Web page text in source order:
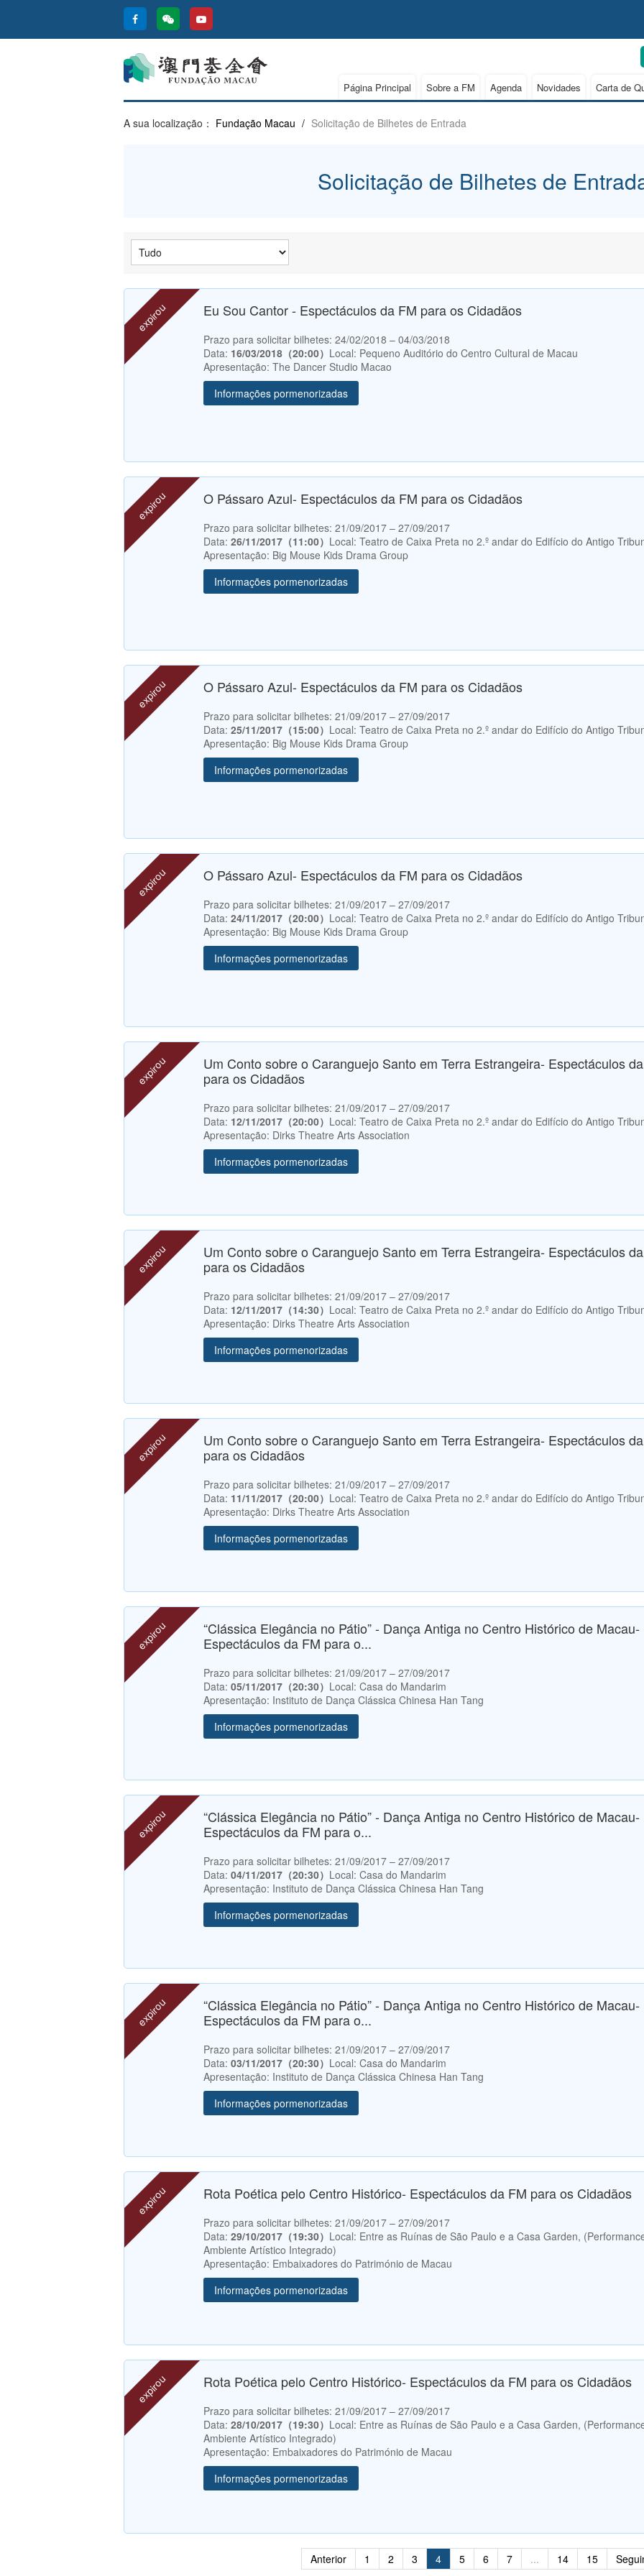
Página Principal Sobre a FM Agenda Novidades Carta de
A sua localização： Fundação Macau / Solicitação de Bilhetes de Entrada
Solicitação de Bilhetes de
expirou Eu Sou Cantor - Espectáculos da FM para os Cidadãos
Prazo para solicitar bilhetes: 24/02/2018 – 04/03/2018
Data: 16/03/2018（20:00） Local: Pequeno Auditório do Centro Cultural de Macau
Apresentação: The Dancer Studio Macao
Informações pormenorizadas
expirou O Pássaro Azul- Espectáculos da FM para os Cidadãos
Prazo para solicitar bilhetes: 21/09/2017 – 27/09/2017
Data: 26/11/2017（11:00） Local: Teatro de Caixa Preta no 2.º andar do Edifício do Antigo
Apresentação: Big Mouse Kids Drama Group
Informações pormenorizadas
expirou O Pássaro Azul- Espectáculos da FM para os Cidadãos
Prazo para solicitar bilhetes: 21/09/2017 – 27/09/2017
Data: 25/11/2017（15:00） Local: Teatro de Caixa Preta no 2.º andar do Edifício do Antigo
Apresentação: Big Mouse Kids Drama Group
Informações pormenorizadas
expirou O Pássaro Azul- Espectáculos da FM para os Cidadãos
Prazo para solicitar bilhetes: 21/09/2017 – 27/09/2017
Data: 24/11/2017（20:00） Local: Teatro de Caixa Preta no 2.º andar do Edifício do Antigo
Apresentação: Big Mouse Kids Drama Group
Informações pormenorizadas
expirou
Um Conto sobre o Caranguejo Santo em Terra Estrangeira- Espectáculos
para os Cidadãos
Prazo para solicitar bilhetes: 21/09/2017 – 27/09/2017
Data: 12/11/2017（20:00） Local: Teatro de Caixa Preta no 2.º andar do Edifício do Antigo
Apresentação: Dirks Theatre Arts Association
Informações pormenorizadas
expirou
Um Conto sobre o Caranguejo Santo em Terra Estrangeira- Espectáculos
para os Cidadãos
Prazo para solicitar bilhetes: 21/09/2017 – 27/09/2017
Data: 12/11/2017（14:30） Local: Teatro de Caixa Preta no 2.º andar do Edifício do Antigo
Apresentação: Dirks Theatre Arts Association
Informações pormenorizadas
expirou
Um Conto sobre o Caranguejo Santo em Terra Estrangeira- Espectáculos
para os Cidadãos
Prazo para solicitar bilhetes: 21/09/2017 – 27/09/2017
Data: 11/11/2017（20:00） Local: Teatro de Caixa Preta no 2.º andar do Edifício do Antigo
Apresentação: Dirks Theatre Arts Association
Informações pormenorizadas
expirou
“Clássica Elegância no Pátio” - Dança Antiga no Centro Histórico de Macau-
Espectáculos da FM para o...
Prazo para solicitar bilhetes: 21/09/2017 – 27/09/2017
Data: 05/11/2017（20:30） Local: Casa do Mandarim
Apresentação: Instituto de Dança Clássica Chinesa Han Tang
Informações pormenorizadas
expirou
“Clássica Elegância no Pátio” - Dança Antiga no Centro Histórico de Macau-
Espectáculos da FM para o...
Prazo para solicitar bilhetes: 21/09/2017 – 27/09/2017
Data: 04/11/2017（20:30） Local: Casa do Mandarim
Apresentação: Instituto de Dança Clássica Chinesa Han Tang
Informações pormenorizadas
expirou
“Clássica Elegância no Pátio” - Dança Antiga no Centro Histórico de Macau-
Espectáculos da FM para o...
Prazo para solicitar bilhetes: 21/09/2017 – 27/09/2017
Data: 03/11/2017（20:30） Local: Casa do Mandarim
Apresentação: Instituto de Dança Clássica Chinesa Han Tang
Informações pormenorizadas
expirou Rota Poética pelo Centro Histórico- Espectáculos da FM para os Cidadãos
Prazo para solicitar bilhetes: 21/09/2017 – 27/09/2017
Data: 29/10/2017（19:30） Local: Entre as Ruínas de São Paulo e a Casa Garden,
Ambiente Artístico Integrado)
Apresentação: Embaixadores do Património de Macau
Informações pormenorizadas
expirou Rota Poética pelo Centro Histórico- Espectáculos da FM para os Cidadãos
Prazo para solicitar bilhetes: 21/09/2017 – 27/09/2017
Data: 28/10/2017（19:30） Local: Entre as Ruínas de São Paulo e a Casa Garden,
Ambiente Artístico Integrado)
Apresentação: Embaixadores do Património de Macau
Informações pormenorizadas
Anterior 1 2 3 4 5 6 7 ... 14 15